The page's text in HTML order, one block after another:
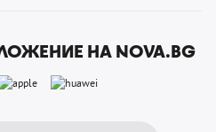
НА NOVA.BG